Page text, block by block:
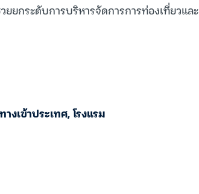
ยยกระดับการบริหารจัดการการท่องเที่ยวและ
างเข้าประเทศ,โรงแรม